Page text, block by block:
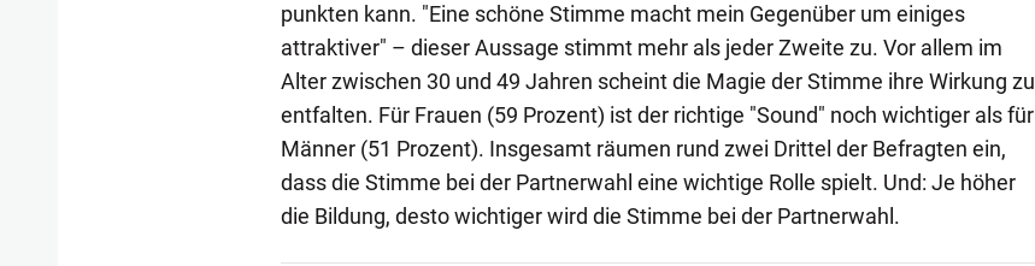
punkten kann. "Eine schöne Stimme macht mein Gegenüber um einiges
attraktiver" – dieser Aussage stimmt mehr als jeder Zweite zu. Vor allem im
Alter zwischen 30 und 49 Jahren scheint die Magie der Stimme ihre Wirkung zu
entfalten. Für Frauen (59 Prozent) ist der richtige "Sound" noch wichtiger als für
Männer (51 Prozent). Insgesamt räumen rund zwei Drittel der Befragten ein,
dass die Stimme bei der Partnerwahl eine wichtige Rolle spielt. Und: Je höher
die Bildung, desto wichtiger wird die Stimme bei der Partnerwahl.